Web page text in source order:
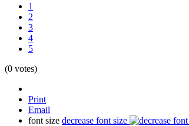
1
2
3
4
5
(0 votes)
Print
Email
font size decrease font size